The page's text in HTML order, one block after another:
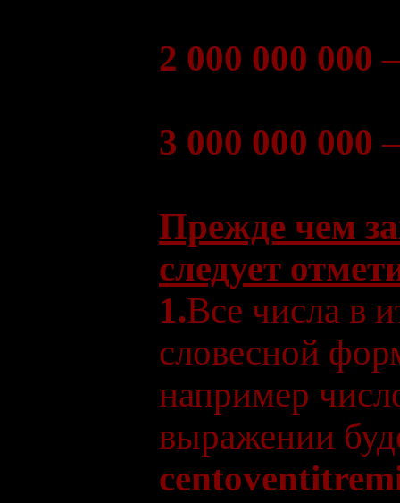
2 000 000 000
3 000 000 000
Прежде чем
следует
1.Все числа в
словесной
например
выражении